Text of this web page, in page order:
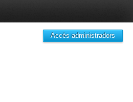
Accés administradors